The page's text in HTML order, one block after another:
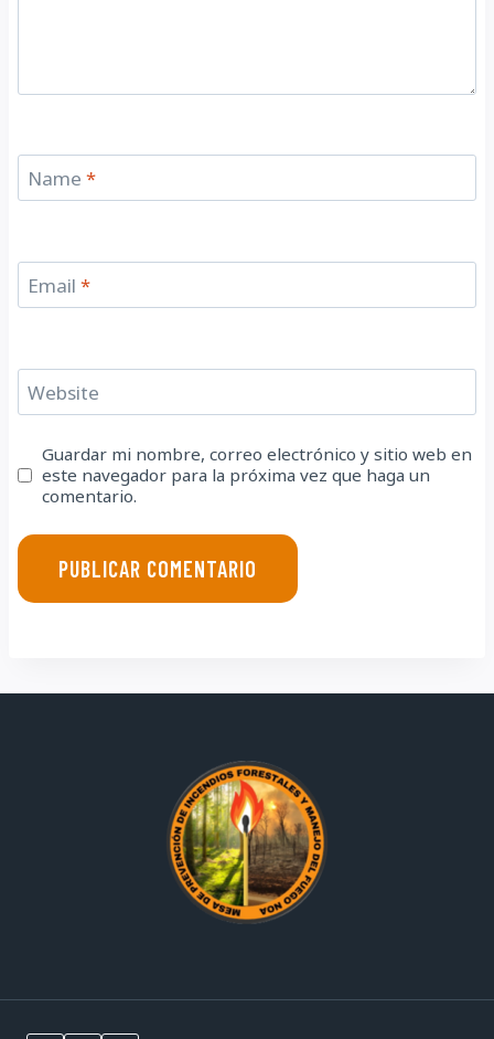
Name *
Email *
Website
Guardar mi nombre, correo electrónico y sitio web en
este navegador para la próxima vez que haga un
comentario.